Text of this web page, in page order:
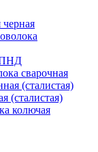
ПНД
сварочная
(сталистая)
колючая